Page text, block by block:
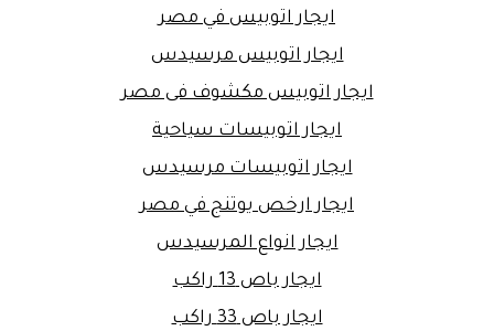
ايجار اتوبيس في مصر
ايجار اتوبيس مرسيدس
ايجار اتوبيس مكشوف فى مصر
ايجار اتوبيسات سياحية
ايجار اتوبيسات مرسيدس
ايجار ارخص يوتنج في مصر
ايجار انواع المرسيدس
ايجار باص 13 راكب
ايجار باص 33 راكب